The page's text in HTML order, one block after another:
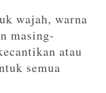
wajah, warna
masing-
atau
semua